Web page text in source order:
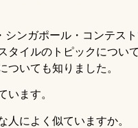
ンガポール・コンテス
タイルのトピックについ
いても知りました。
ます。
によく似ていますか。